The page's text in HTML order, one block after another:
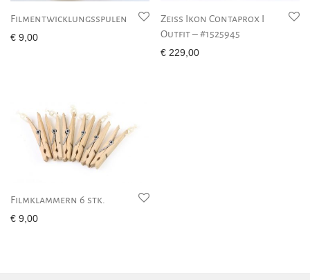
Filmentwicklungsspulen
€ 9,00
Zeiss Ikon Contaprox I
Outfit – #1525945
€ 229,00
Filmklammern 6 stk.
€ 9,00